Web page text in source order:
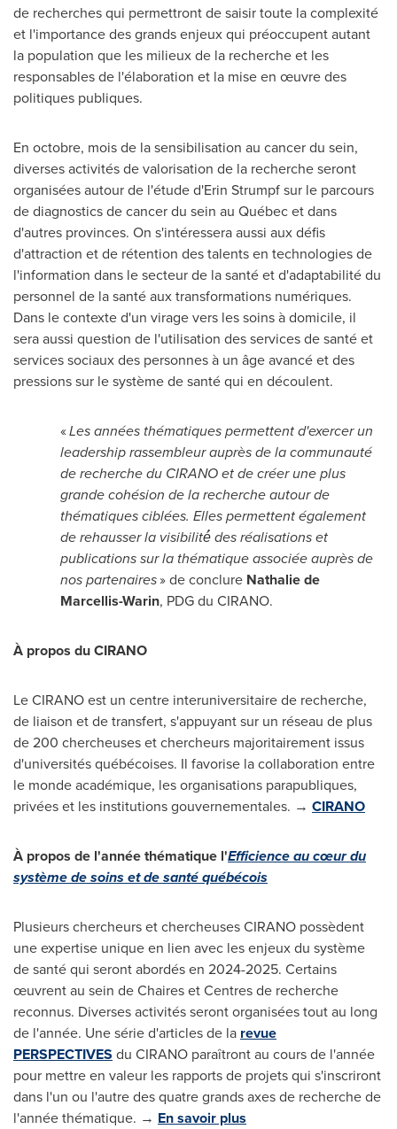
de recherches qui permettront de saisir toute la complexité
et l'importance des grands enjeux qui préoccupent autant
la population que les milieux de la recherche et les
responsables de l'élaboration et la mise en œuvre des
politiques publiques.
En octobre, mois de la sensibilisation au cancer du sein,
diverses activités de valorisation de la recherche seront
organisées autour de l'étude d'Erin Strumpf sur le parcours
de diagnostics de cancer du sein au Québec et dans
d'autres provinces. On s'intéressera aussi aux défis
d'attraction et de rétention des talents en technologies de
l'information dans le secteur de la santé et d'adaptabilité du
personnel de la santé aux transformations numériques.
Dans le contexte d'un virage vers les soins à domicile, il
sera aussi question de l'utilisation des services de santé et
services sociaux des personnes à un âge avancé et des
pressions sur le système de santé qui en découlent.
«Les années thématiques permettent d'exercer un
leadership rassembleur auprès de la communauté
de recherche du CIRANO et de créer une plus
grande cohésion de la recherche autour de
thématiques ciblées. Elles permettent également
de rehausser la visibilité́ des réalisations et
publications sur la thématique associée auprès de
nos partenaires» de conclure Nathalie de
Marcellis-Warin, PDG du CIRANO.
À propos du CIRANO
Le CIRANO est un centre interuniversitaire de recherche,
de liaison et de transfert, s'appuyant sur un réseau de plus
de 200 chercheuses et chercheurs majoritairement issus
d'universités québécoises. Il favorise la collaboration entre
le monde académique, les organisations parapubliques,
privées et les institutions gouvernementales. → CIRANO
À propos de l'année thématique l'Efficience au cœur du
système de soins et de santé québécois
Plusieurs chercheurs et chercheuses CIRANO possèdent
une expertise unique en lien avec les enjeux du système
de santé qui seront abordés en 2024-2025. Certains
œuvrent au sein de Chaires et Centres de recherche
reconnus. Diverses activités seront organisées tout au long
de l'année. Une série d'articles de la revue
PERSPECTIVES du CIRANO paraîtront au cours de l'année
pour mettre en valeur les rapports de projets qui s'inscriront
dans l'un ou l'autre des quatre grands axes de recherche de
l'année thématique. → En savoir plus